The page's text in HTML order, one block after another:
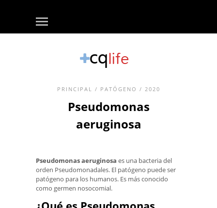
PRINCIPAL / PATÓGENO / 2020
Pseudomonas
aeruginosa
Pseudomonas aeruginosa es una bacteria del
orden Pseudomonadales. El patógeno puede ser
patógeno para los humanos. Es más conocido
como germen nosocomial.